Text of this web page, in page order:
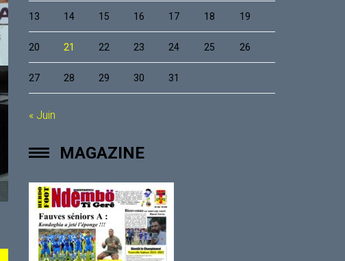
13 14 15 16 17 18 19
20 21 22 23 24 25 26
27 28 29 30 31
« Juin
MAGAZINE